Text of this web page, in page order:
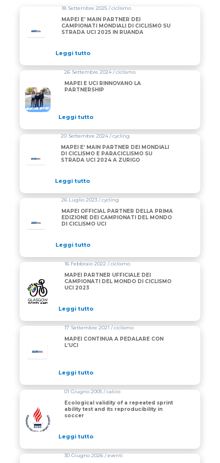
18 Settembre 2025 / ciclismo
MAPEI E’ MAIN PARTNER DEI
CAMPIONATI MONDIALI DI CICLISMO SU
STRADA UCI 2025 IN RUANDA
Leggi tutto
26 Settembre 2024 / ciclismo
MAPEI E UCI RINNOVANO LA
PARTNERSHIP
Leggi tutto
20 Settembre 2024 / cycling
MAPEI E’ MAIN PARTNER DEI MONDIALI
DI CICLISMO E PARACICLISMO SU
STRADA UCI 2024 A ZURIGO
Leggi tutto
26 Luglio 2023 / cycling
MAPEI OFFICIAL PARTNER DELLA PRIMA
EDIZIONE DEI CAMPIONATI DEL MONDO
DI CICLISMO UCI
Leggi tutto
16 Febbraio 2022 / ciclismo
MAPEI PARTNER UFFICIALE DEI
CAMPIONATI DEL MONDO DI CICLISMO
UCI 2023
Leggi tutto
17 Settembre 2021 / ciclismo
MAPEI CONTINUA A PEDALARE CON
L’UCI
Leggi tutto
01 Giugno 2005 / calcio
Ecological validity of a repeated sprint
ability test and its reproducibility in
soccer
Leggi tutto
30 Giugno 2026 / eventi